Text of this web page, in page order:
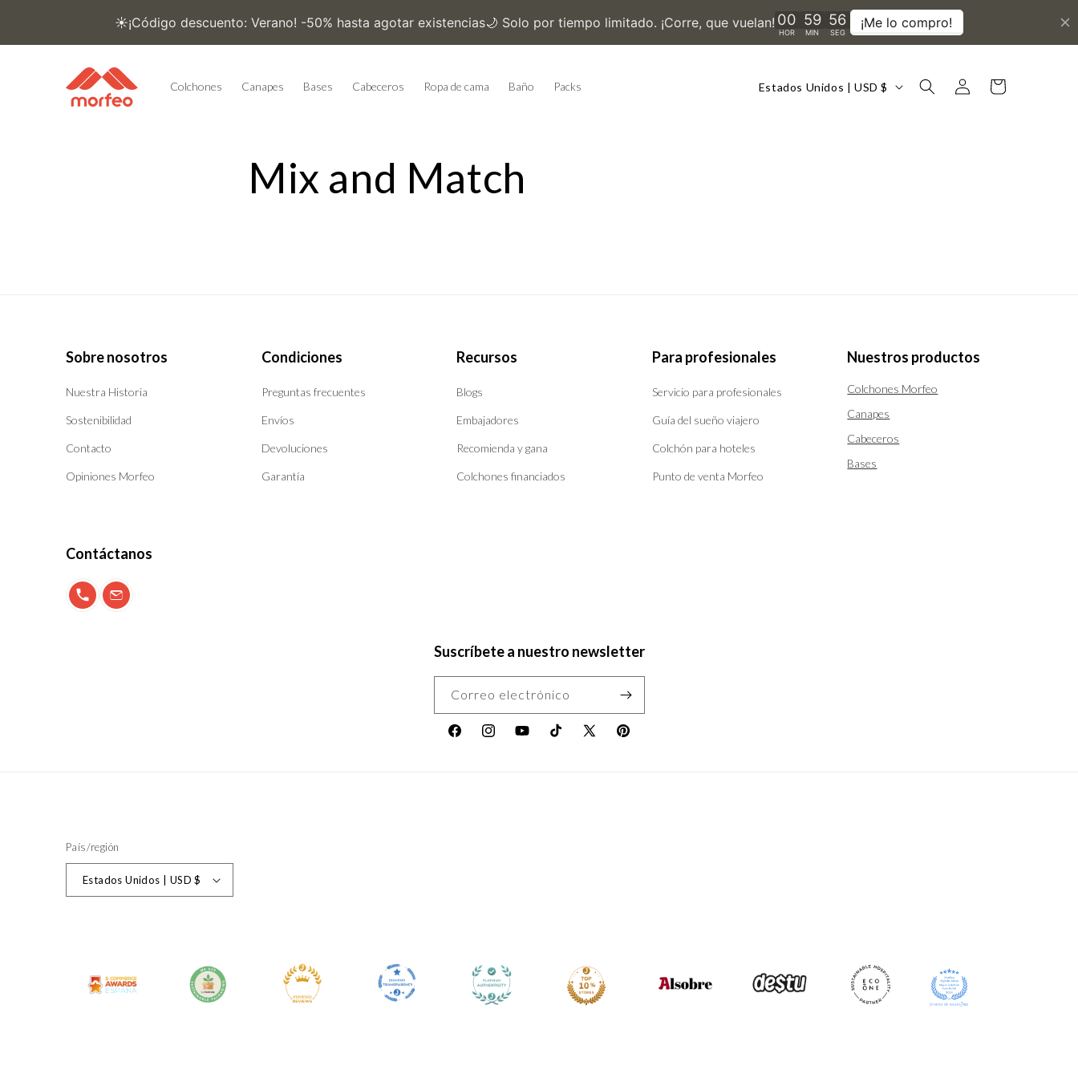
Colchones Canapes Bases Cabeceros Ropa de cama Baño Packs Estados Unidos | USD $
Iniciar
sesión
Carrito
Mix and Match
Sobre nosotros
Nuestra Historia
Sostenibilidad
Contacto
Opiniones Morfeo
Condiciones
Preguntas frecuentes
Envíos
Devoluciones
Garantía
Recursos
Blogs
Embajadores
Recomienda y gana
Colchones financiados
Para profesionales
Servicio para profesionales
Guía del sueño viajero
Colchón para hoteles
Punto de venta Morfeo
Nuestros productos
Colchones Morfeo
Canapes
Cabeceros
Bases
Contáctanos
900 897 123info@morfeo.com
Suscríbete a nuestro newsletter
Correo electrónico
FacebookInstagramYouTubeTikTok
X
Pinterest
País/región
Estados Unidos | USD $